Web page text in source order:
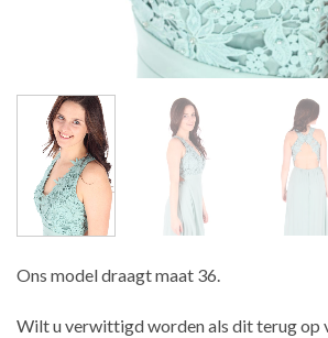
Ons model draagt maat 36.
Wilt u verwittigd worden als dit terug op